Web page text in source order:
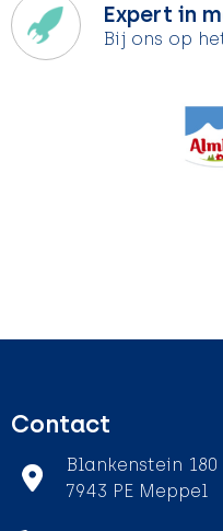
Expert in
Bij ons op
Contact
Blankenstein 180
7943 PE Meppel